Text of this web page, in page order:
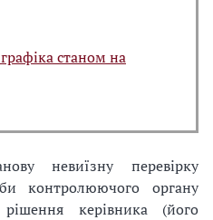
станом на
невиїзну перевірку
контролюючого органу
керівника (його